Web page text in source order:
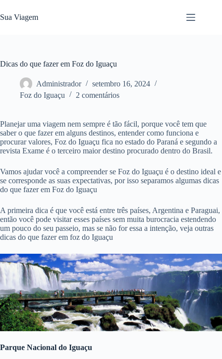
para
o
Sua Viagem
Dicas do que fazer em Foz do Iguaçu
Administrador
setembro 16, 2024
Foz do Iguaçu
2 comentários
Planejar uma viagem nem sempre é tão fácil, porque você tem que
saber o que fazer em alguns destinos, entender como funciona e
procurar valores, Foz do Iguaçu fica no estado do Paraná e segundo a
revista Exame é o terceiro maior destino procurado dentro do Brasil.
Vamos ajudar você a compreender se Foz do Iguaçu é o destino ideal e
se corresponde as suas expectativas, por isso separamos algumas dicas
do que fazer em Foz do Iguaçu
A primeira dica é que você está entre três países, Argentina e Paraguai,
então você pode visitar esses países sem muita burocracia estendendo
um pouco do seu passeio, mas se não for essa a intenção, veja outras
dicas do que fazer em foz do Iguaçu
Parque Nacional do Iguaçu